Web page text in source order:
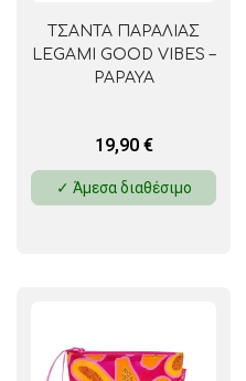
ΤΣΑΝΤΑ ΠΑΡΑΛΙΑΣ
LEGAMI GOOD VIBES –
PAPAYA
19,90 €
✓ Άμεσα διαθέσιμο